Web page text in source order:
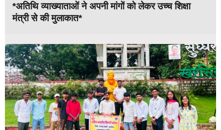
*अतिथि व्याख्याताओं ने अपनी मांगों को लेकर उच्च शिक्षा
मंत्री से की मुलाकात*